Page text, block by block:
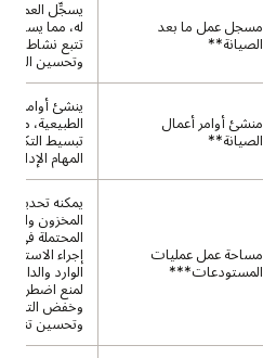
مسجل عمل ما بعد
الصيانة**
يسجِّل العمل
له، مما يساعد
تتبع نشاط
وتحسين
منشئ أوامر أعمال
الصيانة**
ينشئ أوامر
الطبيعية، مما
تبسيط
المهام الإدارية.
مساحة عمل عمليات
المستودعات***
يمكنه تحديد
المخزون
المحتملة في
إجراء
الوارد
لمنع
وخفض
وتحسين تنفيذ